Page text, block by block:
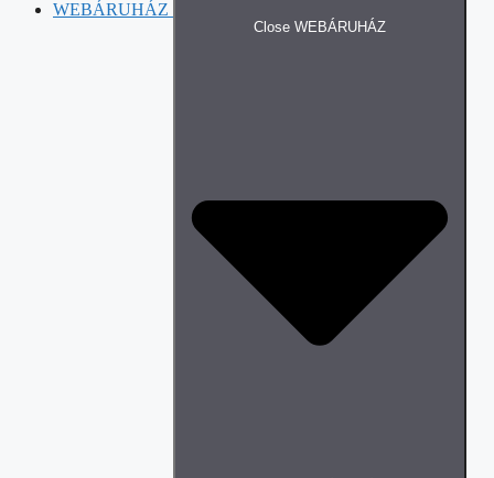
WEBÁRUHÁZ
Close WEBÁRUHÁZ